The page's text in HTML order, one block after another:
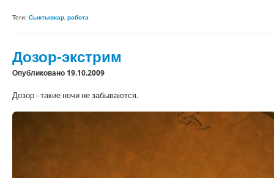
Теги: Сыктывкар работа
Дозор-экстрим
Опубликовано 19.10.2009
Дозор - такие ночи не забываются.